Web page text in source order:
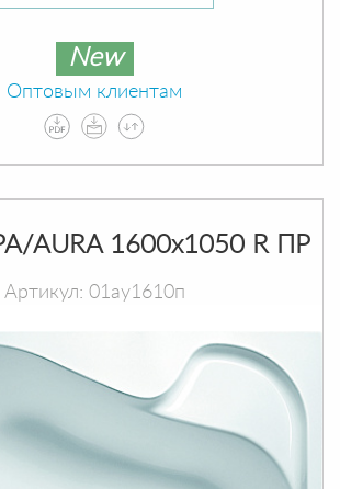
New
Оптовым клиентам
AURA 1600х1050 R ПР
Артикул: 01ау1610п